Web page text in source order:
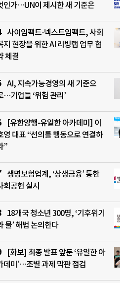
인가…UN이 제시한 새 기준은
사이임팩트-넥스트임팩트, 사회
지 현장을 위한 AI 리빙랩 업무 협
체결
AI, 지속가능경영의 새 기준으
…기업들 ‘위험 관리’
[유한양행-유일한 아카데미] 이
영 대표 “선의를 행동으로 연결하
”
생명보험업계, ‘상생금융’ 통한
회공헌 실시
18개국 청소년 300명, ‘기후위기
물’ 해법 논의한다
[화보] 최종 발표 앞둔 ‘유일한 아
데미’…조별 과제 막판 점검